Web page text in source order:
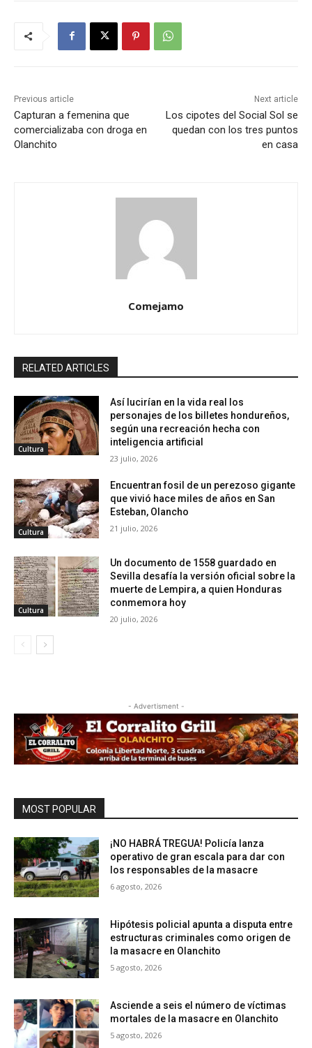
Previous article
Capturan a femenina que
comercializaba con droga en
Olanchito
Next article
Los cipotes del Social Sol se
quedan con los tres puntos
en casa
Comejamo
RELATED ARTICLES
Cultura
Así lucirían en la vida real los
personajes de los billetes hondureños,
según una recreación hecha con
inteligencia artificial
23 julio, 2026
Cultura
Encuentran fosil de un perezoso gigante
que vivió hace miles de años en San
Esteban, Olancho
21 julio, 2026
Cultura
Un documento de 1558 guardado en
Sevilla desafía la versión oficial sobre la
muerte de Lempira, a quien Honduras
conmemora hoy
20 julio, 2026
- Advertisment -
MOST POPULAR
¡NO HABRÁ TREGUA! Policía lanza
operativo de gran escala para dar con
los responsables de la masacre
6 agosto, 2026
Hipótesis policial apunta a disputa entre
estructuras criminales como origen de
la masacre en Olanchito
5 agosto, 2026
Asciende a seis el número de víctimas
mortales de la masacre en Olanchito
5 agosto, 2026